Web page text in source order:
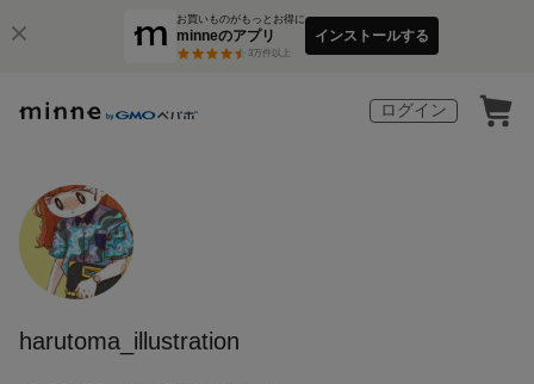
お買いものがもっとお得に
minneのアプリ
3万件以上
インストールする
ログイン
harutoma_illustration